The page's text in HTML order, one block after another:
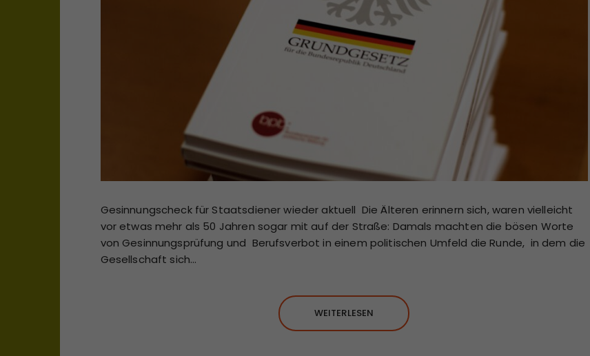
Gesinnungscheck für Staatsdiener wieder aktuell Die Älteren erinnern sich, waren vielleicht
vor etwas mehr als 50 Jahren sogar mit auf der Straße: Damals machten die bösen Worte
von Gesinnungsprüfung und Berufsverbot in einem politischen Umfeld die Runde, in dem die
Gesellschaft sich…
WEITERLESEN